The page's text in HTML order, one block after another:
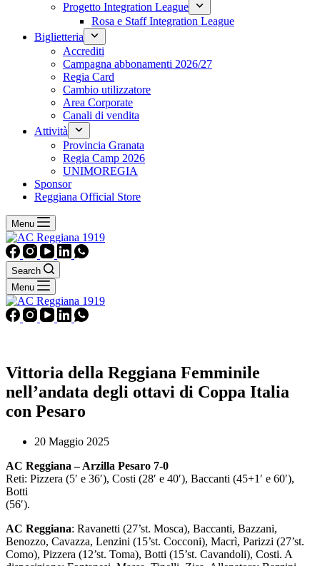
Progetto Integration League
Rosa e Staff Integration League
Biglietteria
Accrediti
Campagna abbonamenti 2026/27
Regia Card
Cambio utilizzatore
Area Corporate
Canali di vendita
Attività
Provincia Granata
Regia Camp 2026
UNIMOREGIA
Sponsor
Reggiana Official Store
Menu
Search
Menu
Vittoria della Reggiana Femminile
nell’andata degli ottavi di Coppa Italia
con Pesaro
20 Maggio 2025
AC Reggiana – Arzilla Pesaro 7-0
Reti: Pizzera (5′ e 36′), Costi (28′ e 40′), Baccanti (45+1′ e 60′),
Botti
AC Reggiana: Ravanetti (27’st. Mosca), Baccanti, Bazzani,
Benozzo, Cavazza, Lenzini (15’st. Cocconi), Macrì, Parizzi (27’st.
Como), Pizzera (12’st. Toma), Botti (15’st. Cavandoli), Costi. A